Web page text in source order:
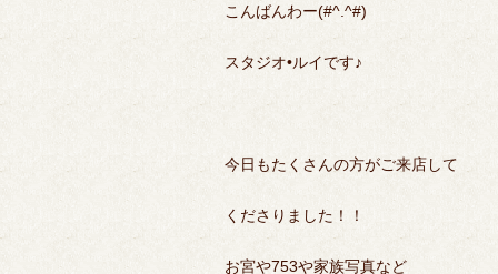
こんばんわー(#^.^#)
スタジオ•ルイです♪
今日もたくさんの方がご来店して
くださりました！！
お宮や753や家族写真など